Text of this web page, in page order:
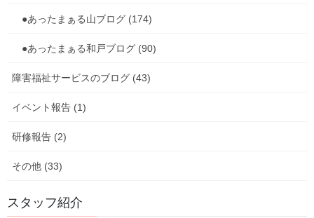
●あったまぁる山ブログ (174)
●あったまぁる和戸ブログ (90)
障害福祉サービスのブログ (43)
イベント報告 (1)
研修報告 (2)
その他 (33)
スタッフ紹介